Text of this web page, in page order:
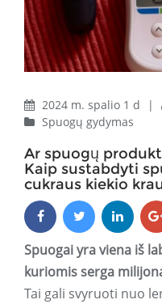
2024 m. spalio 1 d |
Spuogų gydymas
Ar spuogų
Kaip sustabdyti
cukraus kiekio
Spuogai yra viena iš
kuriomis serga
Tai gali svyruoti nuo